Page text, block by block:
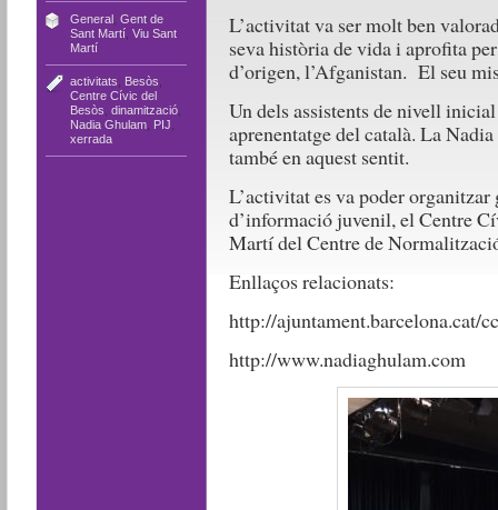
General, Gent de
Sant Martí, Viu Sant
Martí
activitats Besòs
Centre Cívic del
Besòs dinamització,
Nadia Ghulam, PIJ
xerrada
L’activitat va ser molt ben
seva història de vida i aprofita
d’origen, l’Afganistan. El seu
Un dels assistents de nivell
aprenentatge del català. La
també en aquest sentit.
L’activitat es va poder
d’informació juvenil, el Centre
Martí del Centre de
Enllaços relacionats:
http://ajuntament.barcelona.cat/
http://www.nadiaghulam.com